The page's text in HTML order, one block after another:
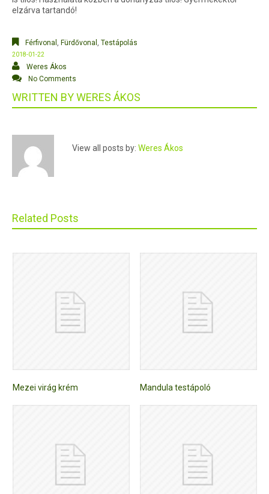
elzárva tartandó!
Férfivonal , Fürdővonal , Testápolás
2018-01-22
Weres Ákos
No Comments
WRITTEN BYWERES ÁKOS
View all posts by: Weres Ákos
Related Posts
Mezei virág krém Mandula testápoló